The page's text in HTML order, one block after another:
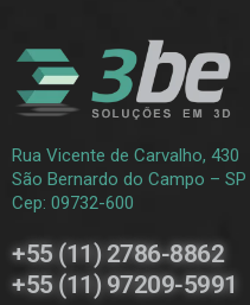
Rua Vicente de Carvalho, 430
São Bernardo do Campo – SP
Cep: 09732-600
+55 (11) 2786-8862
+55 (11) 97209-5991